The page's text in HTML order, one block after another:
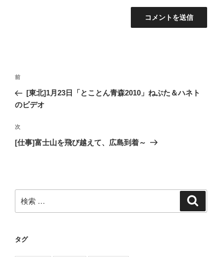
投
ナ
ゲ
ー
過
去
の
稿
前
[東北]1月23日「とことん青森2010」ねぶた＆ハネト
のビデオ
次
の
次
[仕事]富士山を飛び越えて、広島到着～
索:
タグ